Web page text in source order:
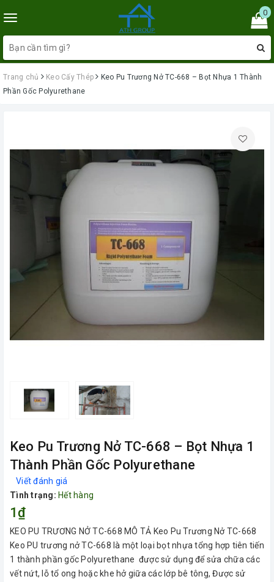
Toggle
navigation
0
Trang chủ Keo Cấy Thép
Keo Pu Trương Nở TC-668 – Bọt Nhựa 1 Thành
Phần Gốc Polyurethane
Keo Pu Trương Nở TC-668 – Bọt Nhựa 1
Thành Phần Gốc Polyurethane
Viết đánh giá
Tình trạng: Hết hàng
1₫
KEO PU TRƯƠNG NỞ TC-668 MÔ TẢ Keo Pu Trương Nở TC-668
Keo PU trương nở TC-668 là một loại bọt nhựa tổng hợp tiên tiến
1 thành phần gốc Polyurethane được sử dụng để sửa chữa các
vết nứt, lỗ tổ ong hoặc khe hở giữa các lớp bê tông, Được sử